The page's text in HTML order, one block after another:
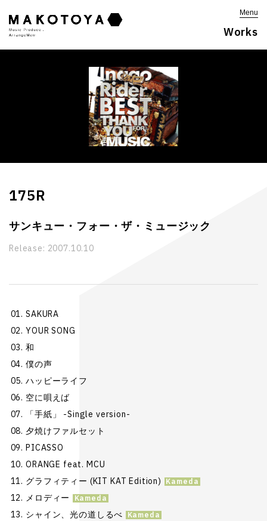
Menu
Works
175R
サンキュー・フォー・ザ・ミュージック
Release: 2007.10.10
SAKURA
YOUR SONG
和
僕の声
ハッピーライフ
空に唄えば
「手紙」 -Single version-
夕焼けファルセット
PICASSO
ORANGE feat. MCU
グラフィティー (KIT KAT Edition)
メロディー
シャイン、光の道しるべ